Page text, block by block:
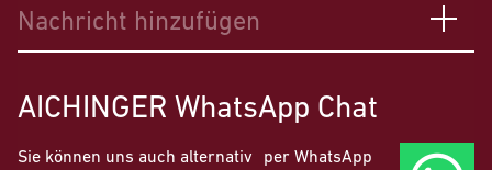
AICHINGER WhatsApp Chat
Sie können uns auch alternativ per WhatsApp